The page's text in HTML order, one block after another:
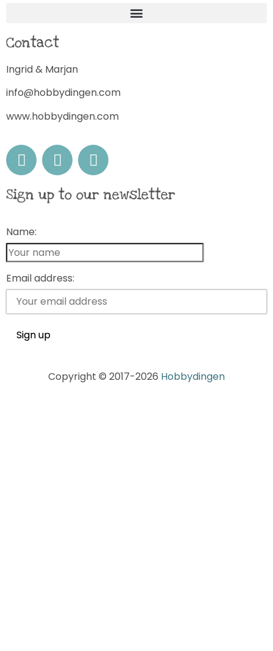
Contact
Ingrid & Marjan
info@hobbydingen.com
www.hobbydingen.com
Sign up to our newsletter
Name:
Email address:
Copyright © 2017-2026 Hobbydingen